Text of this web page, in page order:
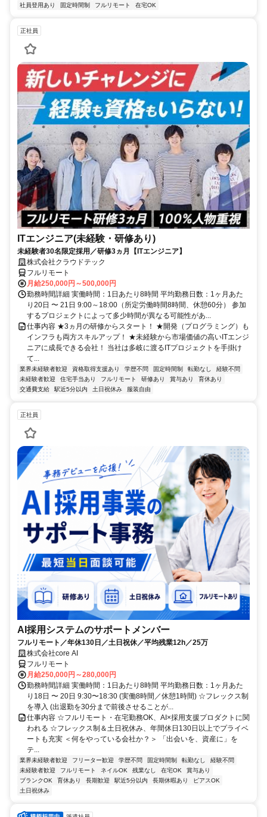
社員登用あり 固定時間制 フルリモート 在宅OK
正社員
ITエンジニア(未経験・研修あり)
未経験者30名限定採用／研修3ヵ月【ITエンジニア】
株式会社クラウドテック
フルリモート
月給250,000円～500,000円
勤務時間詳細 実働時間：1日あたり8時間 平均勤務日数：1ヶ月あた
り20日 〜 21日 9:00～18:00（所定労働時間8時間、休憩60分） 参加
するプロジェクトによって多少時間が異なる可能性があ...
仕事内容 ★3ヵ月の研修からスタート！ ★開発（プログラミング）も
インフラも両方スキルアップ！ ★未経験から市場価値の高いITエンジ
ニアに成長できる会社！ 当社は多岐に渡るITプロジェクトを手掛け
て...
業界未経験者歓迎 資格取得支援あり 学歴不問 固定時間制 転勤なし
経験不問
未経験者歓迎
住宅手当あり フルリモート 研修あり 賞与あり
育休あり
交通費支給
駅近5分以内 土日祝休み 服装自由
正社員
AI採用システムのサポートメンバー
フルリモート／年休130日／土日祝休／平均残業12h／25万
株式会社core AI
フルリモート
月給250,000円～280,000円
勤務時間詳細 実働時間：1日あたり8時間 平均勤務日数：1ヶ月あた
り18日 〜 20日 9:30〜18:30 (実働8時間／休憩1時間) ☆フレックス制
を導入 (出退勤を30分まで前後させることが...
仕事内容 ☆フルリモート・在宅勤務OK、AI×採用支援プロダクトに関
われる ☆フレックス制＆土日祝休み、年間休日130日以上でプライベ
ートも充実 ＜何をやっている会社か？＞ 「出会いを、資産に」を
テ...
業界未経験者歓迎 フリーター歓迎 学歴不問 固定時間制 転勤なし
経験不問
未経験者歓迎
フルリモート ネイルOK 残業なし 在宅OK
賞与あり
ブランクOK
育休あり 長期歓迎 駅近5分以内 長期休暇あり
ピアスOK
土日祝休み